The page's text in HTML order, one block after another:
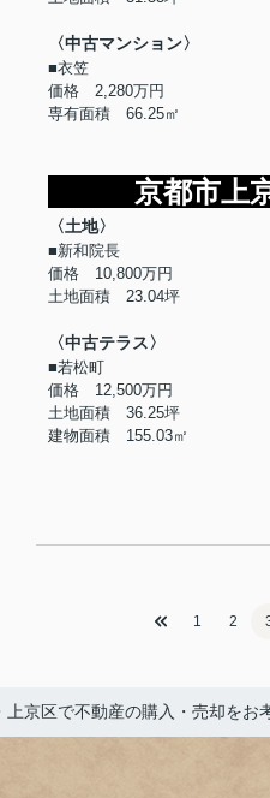
〈中古マンション〉
■衣笠
価格 2,280万円
専有面積 66.25㎡
京都市
〈土地〉
■新和院長
価格 10,800万円
土地面積 23.04坪
〈中古テラス〉
■若松町
価格 12,500万円
土地面積 36.25坪
建物面積 155.03㎡
1 2
京区で不動産の購入・売却をお